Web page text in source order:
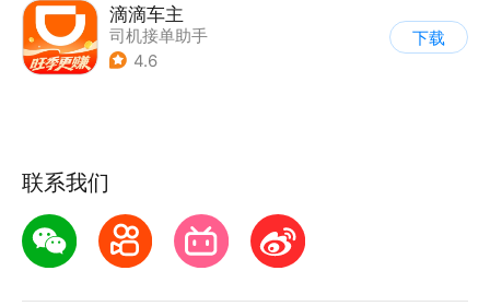
滴滴车主
司机接单助手
4.6
下载
联系我们